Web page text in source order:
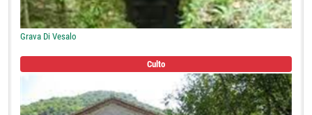
Grava Di Vesalo
Culto